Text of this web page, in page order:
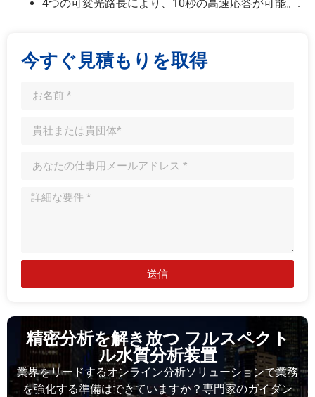
4つの可変光路長により、10秒の高速応答が可能。.
今すぐ見積もりを取得
送信
精密分析を解き放つ フルスペクト
ル水質分析装置
業界をリードするオンライン分析ソリューションで業務
を強化する準備はできていますか？専門家のガイダン